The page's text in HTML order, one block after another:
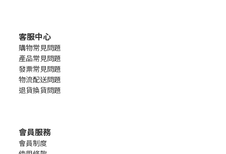
客服中心
購物常見問題
產品常見問題
發票常見問題
物流配送問題
退貨換貨問題
會員服務
會員制度